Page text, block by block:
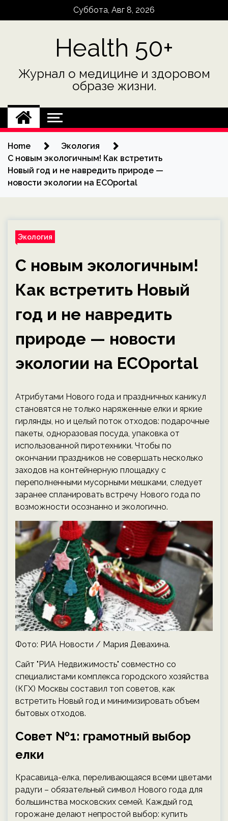
Суббота, Авг 8, 2026
Health 50+
Журнал о медицине и здоровом
образе жизни.
Home
Экология
С новым экологичным! Как встретить
Новый год и не навредить природе —
новости экологии на ECOportal
Экология
С новым экологичным!
Как встретить Новый
год и не навредить
природе — новости
экологии на ECOportal
Атрибутами Нового года и праздничных каникул
становятся не только наряженные елки и яркие
гирлянды, но и целый поток отходов: подарочные
пакеты, одноразовая посуда, упаковка от
использованной пиротехники. Чтобы по
окончании праздников не совершать несколько
заходов на контейнерную площадку с
переполненными мусорными мешками, следует
заранее спланировать встречу Нового года по
возможности осознанно и экологично.
Фото: РИА Новости / Мария Девахина.
Сайт "РИА Недвижимость" совместно со
специалистами комплекса городского хозяйства
(КГХ) Москвы составил топ советов, как
встретить Новый год и минимизировать объем
бытовых отходов.
Совет №1: грамотный выбор
елки
Красавица-елка, переливающаяся всеми цветами
радуги – обязательный символ Нового года для
большинства московских семей. Каждый год
горожане делают непростой выбор: купить